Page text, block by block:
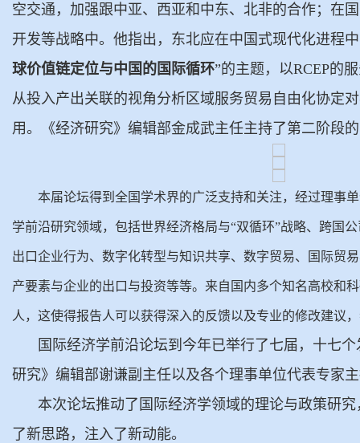
空交通，加强跟中亚、西亚和中东、北非的合作；在
开发等战略中。他指出，东北应在中国式现代化进程
球价值链定位与中国的国际循环”的主题，以RCEP的
从投入产出关联的视角分析区域服务贸易自由化协定
用。《经济研究》编辑部金成武主任主持了第二阶段
本届论坛得到全国学术界的广泛支持和关注，经过理事
学前沿研究领域，包括世界经济格局与“双循环”战略、跨国
出口企业行为、数字化转型与知识共享、数字贸易、国际贸
产要素与企业的出口与投资等等。来自国内多个知名高校和
人，这使得报告人可以获得深入的反馈以及专业的修改建议
国际经济学前沿论坛到今年已举行了七届，十七
研究》编辑部谢谦副主任以及各个理事单位代表专家
本次论坛推动了国际经济学领域的理论与政策研
了新思路，注入了新动能。